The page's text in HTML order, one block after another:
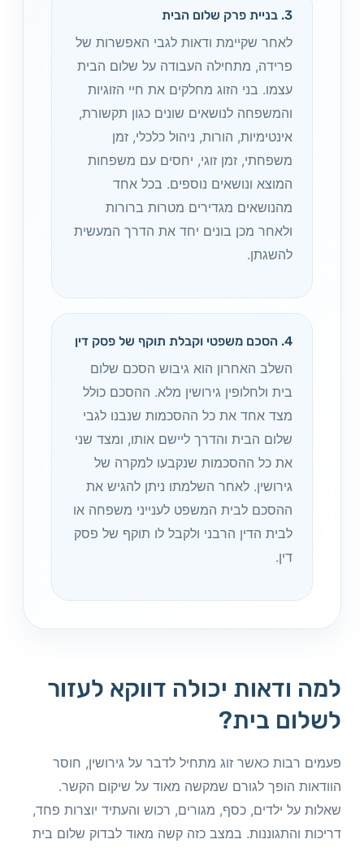
3. בניית פרק שלום הבית
לאחר שקיימת ודאות לגבי האפשרות של
פרידה, מתחילה העבודה על שלום הבית
עצמו. בני הזוג מחלקים את חיי הזוגיות
והמשפחה לנושאים שונים כגון תקשורת,
אינטימיות, הורות, ניהול כלכלי, זמן
משפחתי, זמן זוגי, יחסים עם משפחות
המוצא ונושאים נוספים. בכל אחד
מהנושאים מגדירים מטרות ברורות
ולאחר מכן בונים יחד את הדרך המעשית
להשגתן.
4. הסכם משפטי וקבלת תוקף של פסק דין
השלב האחרון הוא גיבוש הסכם שלום
בית ולחלופין גירושין מלא. ההסכם כולל
מצד אחד את כל ההסכמות שנבנו לגבי
שלום הבית והדרך ליישם אותו, ומצד שני
את כל ההסכמות שנקבעו למקרה של
גירושין. לאחר השלמתו ניתן להגיש את
ההסכם לבית המשפט לענייני משפחה או
לבית הדין הרבני ולקבל לו תוקף של פסק
דין.
למה ודאות יכולה דווקא לעזור
לשלום בית?
פעמים רבות כאשר זוג מתחיל לדבר על גירושין, חוסר
הוודאות הופך לגורם שמקשה מאוד על שיקום הקשר.
שאלות על ילדים, כסף, מגורים, רכוש והעתיד יוצרות פחד,
דריכות והתגוננות. במצב כזה קשה מאוד לבדוק שלום בית